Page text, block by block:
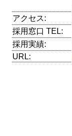
アクセス:
採用窓口 TEL:
採用実績:
URL: